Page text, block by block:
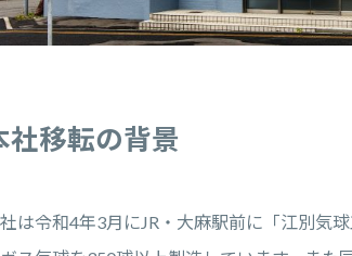
社移転の背景
は令和4年3月にJR・大麻駅前に「江別気